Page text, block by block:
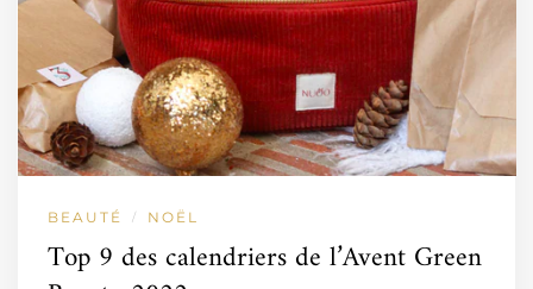
BEAUTÉ / NOËL
Top 9 des calendriers de l’Avent Green